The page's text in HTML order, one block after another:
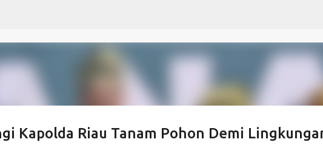
Kapolda Riau Tanam Pohon Demi